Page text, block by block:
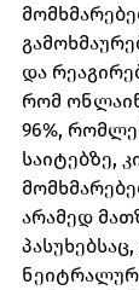
და
რომ
96%,
საიტებზე,
არამედ